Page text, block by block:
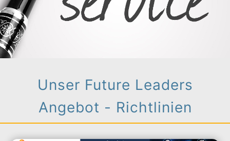
Unser Future Leaders
Angebot - Richtlinien